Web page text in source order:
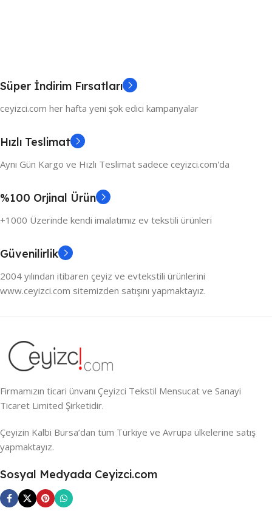
Süper İndirim Fırsatları
ceyizci.com her hafta yeni şok edici kampanyalar
Hızlı Teslimat
Aynı Gün Kargo ve Hızlı Teslimat sadece ceyizci.com'da
%100 Orjinal Ürün
+1000 Üzerinde kendi imalatımız ev tekstili ürünleri
Güvenilirlik
2004 yılından itibaren çeyiz ve evtekstili ürünlerini
www.ceyizci.com sitemizden satışını yapmaktayız.
Firmamızın ticari ünvanı Çeyizci Tekstil Mensucat ve Sanayi
Ticaret Limited Şirketidir.
Çeyizin Kalbi Bursa’dan tüm Türkiye ve Avrupa ülkelerine satış
yapmaktayız.
Sosyal Medyada Ceyizci.com